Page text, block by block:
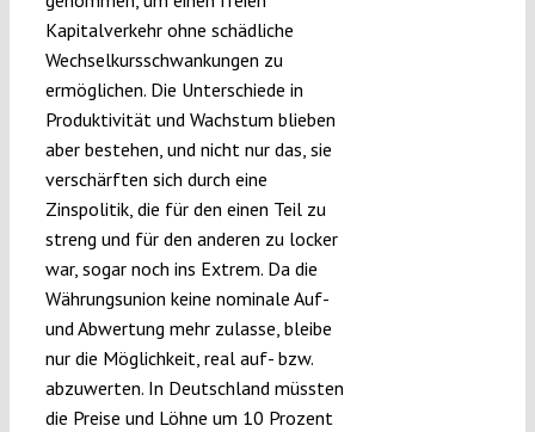
Kapitalverkehr ohne schädliche
Wechselkursschwankungen zu
ermöglichen. Die Unterschiede in
Produktivität und Wachstum blieben
aber bestehen, und nicht nur das, sie
verschärften sich durch eine
Zinspolitik, die für den einen Teil zu
streng und für den anderen zu locker
war, sogar noch ins Extrem. Da die
Währungsunion keine nominale Auf-
und Abwertung mehr zulasse, bleibe
nur die Möglichkeit, real auf- bzw.
abzuwerten. In Deutschland müssten
die Preise und Löhne um 10 Prozent